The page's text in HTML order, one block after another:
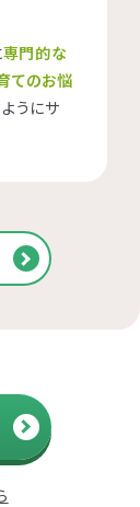
専門的な
てのお悩
うにサ